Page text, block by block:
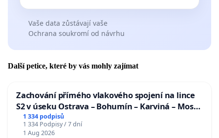
Vaše data zůstávají vaše
Ochrana soukromí od návrhu
Další petice, které by vás mohly zajímat
Zachování přímého vlakového spojení na lince
S2 v úseku Ostrava – Bohumín – Karviná – Mosty
u Jablunkova
1 334 podpisů
1 334 Podpisy / 7 dní
1 Aug 2026